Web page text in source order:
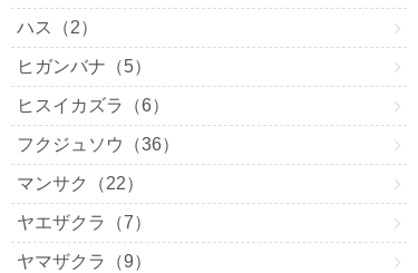
ハス（2）
ヒガンバナ（5）
ヒスイカズラ（6）
フクジュソウ（36）
マンサク（22）
ヤエザクラ（7）
ヤマザクラ（9）